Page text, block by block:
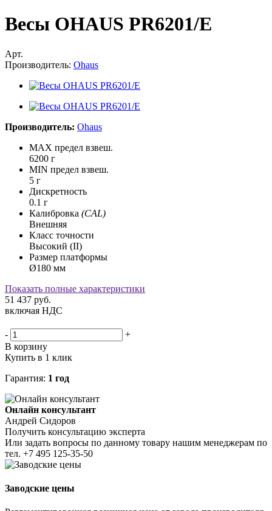
Весы OHAUS PR6201/E
Арт.
Производитель: Ohaus
Производитель: Ohaus
MAX предел взвеш.
6200 г
MIN предел взвеш.
5 г
Дискретность
0.1 г
Калибровка (CAL)
Внешняя
Класс точности
Высокий (II)
Размер платформы
Ø180 мм
Показать полные характеристики
51 437 руб.
включая НДС
-
+
В корзину
Купить в 1 клик
Гарантия: 1 год
Онлайн консультант
Андрей Сидоров
Получить консультацию эксперта
Или задать вопросы по данному товару нашим менеджерам по
тел. +7 495 125-35-50
Заводские цены